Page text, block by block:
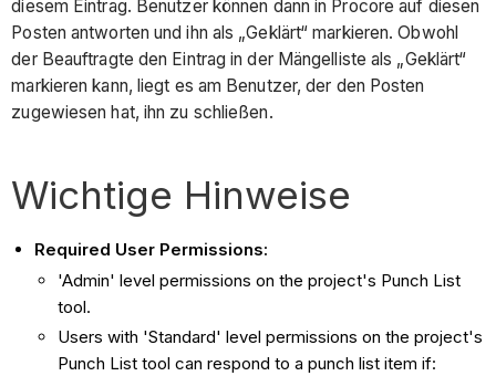
diesem Eintrag. Benutzer können dann in Procore auf diesen
Posten antworten und ihn als „Geklärt“ markieren. Obwohl
der Beauftragte den Eintrag in der Mängelliste als „Geklärt“
markieren kann, liegt es am Benutzer, der den Posten
zugewiesen hat, ihn zu schließen.
Wichtige Hinweise
Required User Permissions:
'Admin' level permissions on the project's Punch List
tool.
Users with 'Standard' level permissions on the project's
Punch List tool can respond to a punch list item if: